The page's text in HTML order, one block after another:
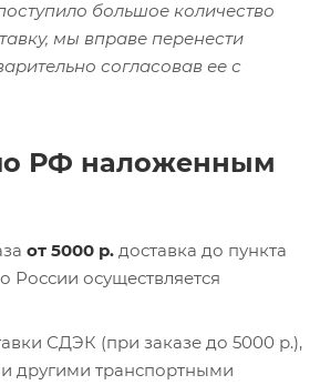
большое количество
мы вправе перенести
согласовав ее с
РФ наложенным
от 5000 р. доставка до пункта
осуществляется
СДЭК (при заказе до 5000 р.),
другими транспортными